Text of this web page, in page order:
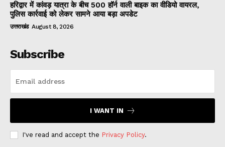
हरिद्वार में कांवड़ यात्रा के बीच 500 हॉर्न वाली बाइक का वीडियो वायरल,
पुलिस कार्रवाई को लेकर सामने आया बड़ा अपडेट
उत्तराखंड August 8, 2026
Subscribe
I WANT IN
I've read and accept the Privacy Policy.